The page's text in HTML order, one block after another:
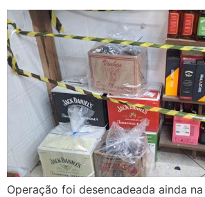
Operação foi desencadeada ainda